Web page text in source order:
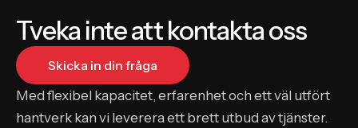
Tveka inte att kontakta oss
Skicka in din fråga
Med flexibel kapacitet, erfarenhet och ett väl utfört
hantverk kan vi leverera ett brett utbud av tjänster.